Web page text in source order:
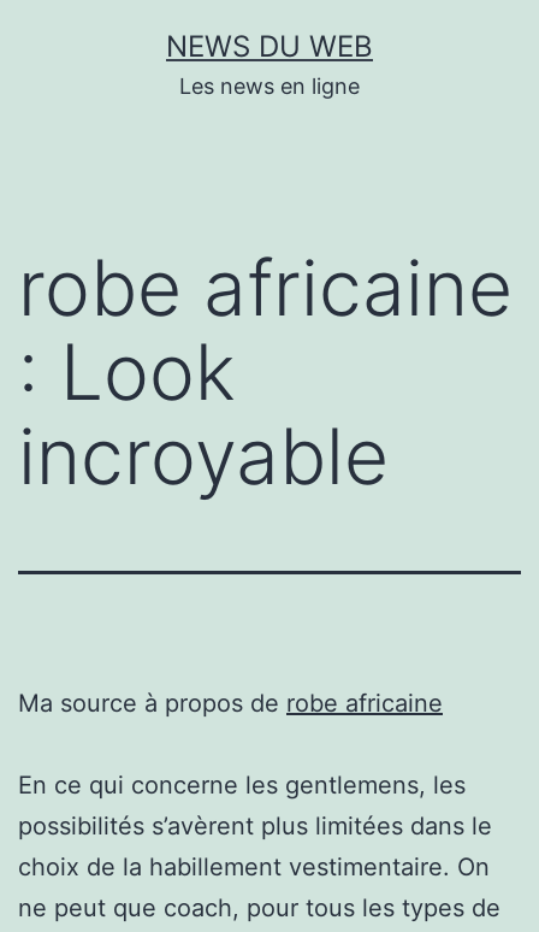
NEWS DU WEB
Les news en ligne
robe africaine
: Look
incroyable
Ma source à propos de robe africaine
En ce qui concerne les gentlemens, les
possibilités s’avèrent plus limitées dans le
choix de la habillement vestimentaire. On
ne peut que coach, pour tous les types de